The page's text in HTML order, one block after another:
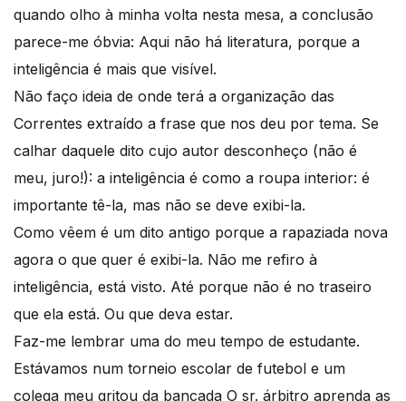
quando olho à minha volta nesta mesa, a conclusão
parece-me óbvia: Aqui não há literatura, porque a
inteligência é mais que visível.
Não faço ideia de onde terá a organização das
Correntes extraído a frase que nos deu por tema. Se
calhar daquele dito cujo autor desconheço (não é
meu, juro!): a inteligência é como a roupa interior: é
importante tê-la, mas não se deve exibi-la.
Como vêem é um dito antigo porque a rapaziada nova
agora o que quer é exibi-la. Não me refiro à
inteligência, está visto. Até porque não é no traseiro
que ela está. Ou que deva estar.
Faz-me lembrar uma do meu tempo de estudante.
Estávamos num torneio escolar de futebol e um
colega meu gritou da bancada O sr. árbitro aprenda as